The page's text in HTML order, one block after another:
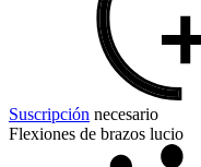
Suscripción necesario
Flexiones de brazos lucio